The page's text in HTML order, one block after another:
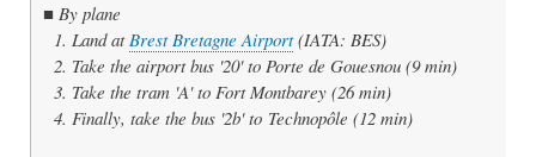
■ By plane
1. Land atBrest Bretagne Airport(IATA: BES)
2. Take the airport bus '20' to Porte de Gouesnou (9 min)
3. Take the tram 'A' to Fort Montbarey (26 min)
4. Finally, take the bus '2b' to Technopôle (12 min)